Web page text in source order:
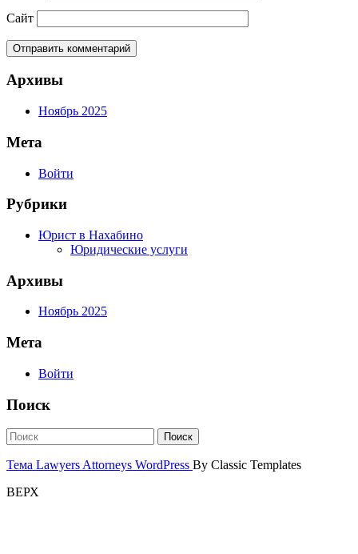
Сайт
Архивы
Ноябрь 2025
Мета
Войти
Рубрики
Юрист в Нахабино
Юридические услуги
Архивы
Ноябрь 2025
Мета
Войти
Поиск
Тема Lawyers Attorneys WordPress By Classic Templates
ВЕРХ